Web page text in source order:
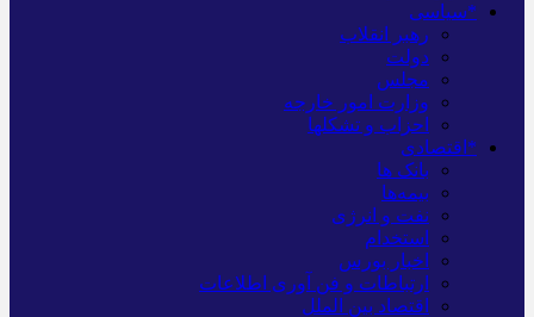
*سیاسی
رهبر انقلاب
دولت
مجلس
وزارت امور خارجه
احزاب و تشکلها
*اقتصادی
بانک ها
بیمه‌ها
نفت و انرژی
استخدام
اخبار بورس
ارتباطات و فن آوری اطلاعات
اقتصاد بین الملل